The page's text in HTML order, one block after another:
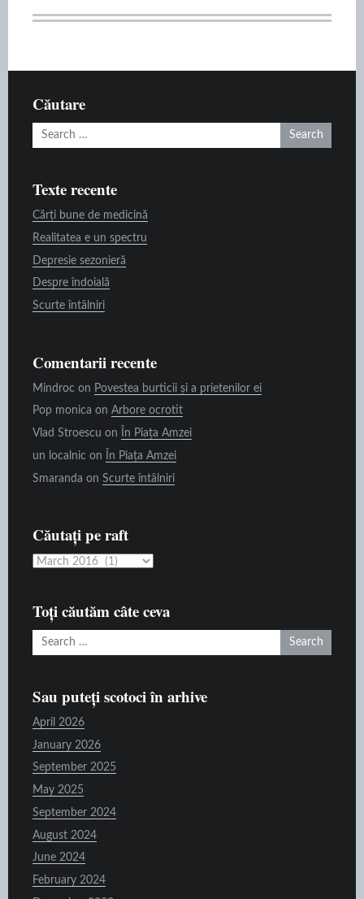
Căutare
Search
Texte recente
Cărți bune de medicină
Realitatea e un spectru
Depresie sezonieră
Despre îndoială
Scurte întâlniri
Comentarii recente
Mindroc on Povestea burticii și a prietenilor ei
Pop monica on Arbore ocrotit
Vlad Stroescu on
În Piața Amzei
un localnic on
În Piața Amzei
Smaranda on Scurte întâlniri
Căutați pe raft
Căutați
Toți căutăm câte ceva
Search
Sau puteți scotoci în arhive
April 2026
January 2026
September 2025
May 2025
September 2024
August 2024
June 2024
February 2024